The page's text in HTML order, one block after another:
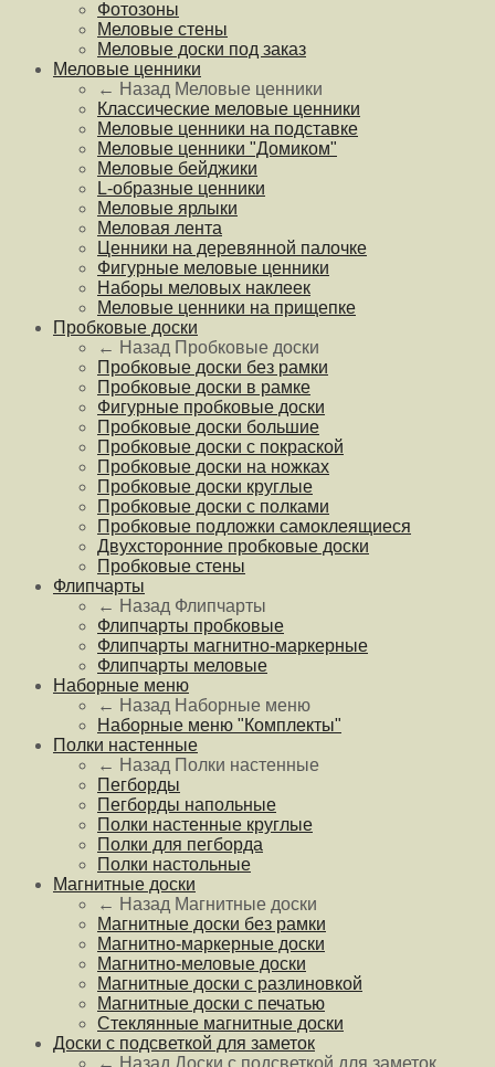
Фотозоны
Меловые стены
Меловые доски под заказ
Меловые ценники
← Назад Меловые ценники
Классические меловые ценники
Меловые ценники на подставке
Меловые ценники "Домиком"
Меловые бейджики
L-образные ценники
Меловые ярлыки
Меловая лента
Ценники на деревянной палочке
Фигурные меловые ценники
Наборы меловых наклеек
Меловые ценники на прищепке
Пробковые доски
← Назад Пробковые доски
Пробковые доски без рамки
Пробковые доски в рамке
Фигурные пробковые доски
Пробковые доски большие
Пробковые доски с покраской
Пробковые доски на ножках
Пробковые доски круглые
Пробковые доски с полками
Пробковые подложки самоклеящиеся
Двухсторонние пробковые доски
Пробковые стены
Флипчарты
← Назад Флипчарты
Флипчарты пробковые
Флипчарты магнитно-маркерные
Флипчарты меловые
Наборные меню
← Назад Наборные меню
Наборные меню "Комплекты"
Полки настенные
← Назад Полки настенные
Пегборды
Пегборды напольные
Полки настенные круглые
Полки для пегборда
Полки настольные
Магнитные доски
← Назад Магнитные доски
Магнитные доски без рамки
Магнитно-маркерные доски
Магнитно-меловые доски
Магнитные доски с разлиновкой
Магнитные доски с печатью
Стеклянные магнитные доски
Доски с подсветкой для заметок
← Назад Доски с подсветкой для заметок